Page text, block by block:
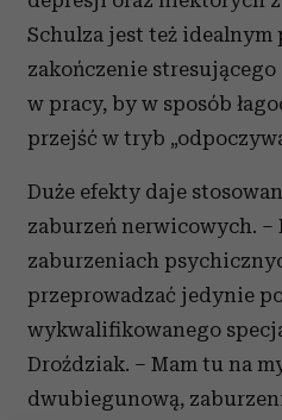
Schulza jest też idealnym
zakończenie
w pracy, by w sposób
przejść w tryb
Duże efekty daje
zaburzeń nerwicowych. –
zaburzeniach
przeprowadzać jedynie
wykwalifikowanego
Droździak. – Mam tu na
dwubiegunową,